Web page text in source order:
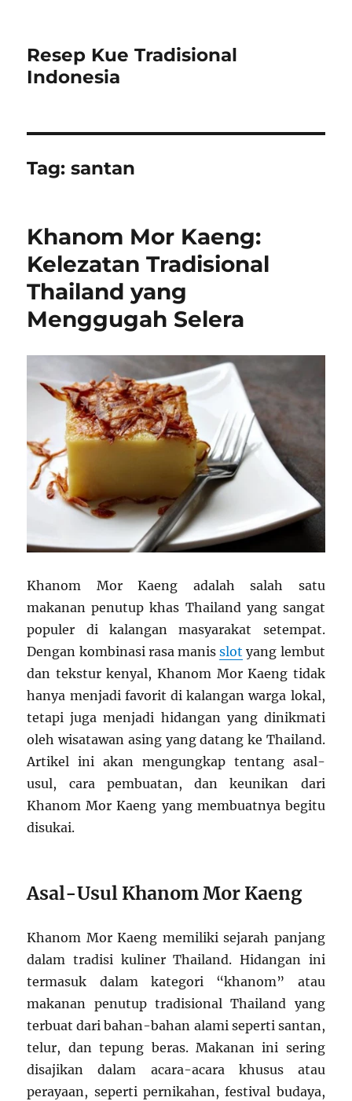
Resep Kue Tradisional
Indonesia
Tag:santan
Khanom Mor Kaeng:
Kelezatan Tradisional
Thailand yang
Menggugah Selera
Khanom Mor Kaeng adalah salah satu
makanan penutup khas Thailand yang sangat
populer di kalangan masyarakat setempat.
Dengan kombinasi rasa manisslot yang lembut
dan tekstur kenyal, Khanom Mor Kaeng tidak
hanya menjadi favorit di kalangan warga lokal,
tetapi juga menjadi hidangan yang dinikmati
oleh wisatawan asing yang datang ke Thailand.
Artikel ini akan mengungkap tentang asal-
usul, cara pembuatan, dan keunikan dari
Khanom Mor Kaeng yang membuatnya begitu
disukai.
Asal-Usul Khanom Mor Kaeng
Khanom Mor Kaeng memiliki sejarah panjang
dalam tradisi kuliner Thailand. Hidangan ini
termasuk dalam kategori “khanom” atau
makanan penutup tradisional Thailand yang
terbuat dari bahan-bahan alami seperti santan,
telur, dan tepung beras. Makanan ini sering
disajikan dalam acara-acara khusus atau
perayaan, seperti pernikahan, festival budaya,